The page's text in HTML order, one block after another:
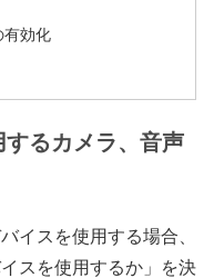
有効化
するカメラ、音声
イスを使用する場合、
スを使用するか」を決